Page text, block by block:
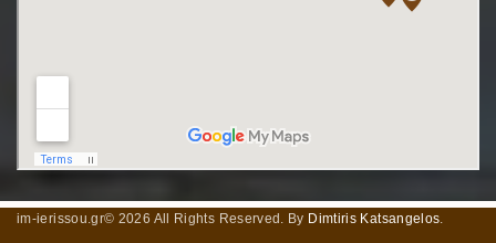
im-ierissou.gr© 2026 All Rights Reserved. By Dimtiris Katsangelos.